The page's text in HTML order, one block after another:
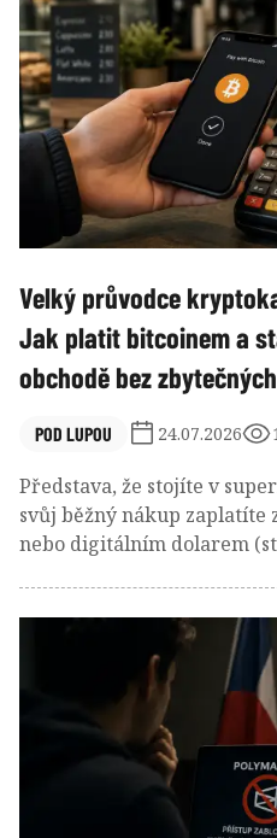
investovatelným kapitálem
milionů dolarů?
Velký průvodce
Jak platit bitcoinem a
obchodě bez
POD LUPOU 24.07.2026
Představa, že stojíte v
svůj běžný nákup
nebo digitálním dolarem
neobank, moderních
poboček, ušel obrovský kus